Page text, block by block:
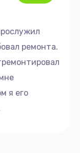
ремонта.
я его